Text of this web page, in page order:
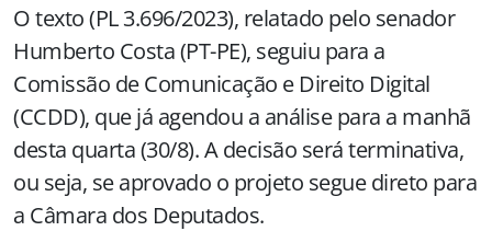
O texto (PL 3.696/2023), relatado pelo senador
Humberto Costa (PT-PE), seguiu para a
Comissão de Comunicação e Direito Digital
(CCDD), que já agendou a análise para a manhã
desta quarta (30/8). A decisão será terminativa,
ou seja, se aprovado o projeto segue direto para
a Câmara dos Deputados.